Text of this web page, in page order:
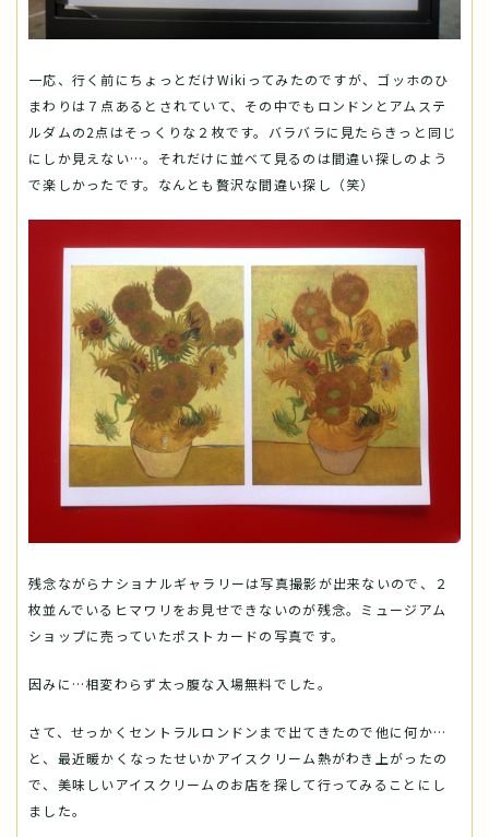
一応、行く前にちょっとだけWikiってみたのですが、ゴッホのひ
まわりは７点あるとされていて、その中でもロンドンとアムステ
ルダムの2点はそっくりな２枚です。バラバラに見たらきっと同じ
にしか見えない…。それだけに並べて見るのは間違い探しのよう
で楽しかったです。なんとも贅沢な間違い探し（笑）
残念ながらナショナルギャラリーは写真撮影が出来ないので、２
枚並んでいるヒマワリをお見せできないのが残念。ミュージアム
ショップに売っていたポストカードの写真です。
因みに…相変わらず太っ腹な入場無料でした。
さて、せっかくセントラルロンドンまで出てきたので他に何か…
と、最近暖かくなったせいかアイスクリーム熱がわき上がったの
で、美味しいアイスクリームのお店を探して行ってみることにし
ました。